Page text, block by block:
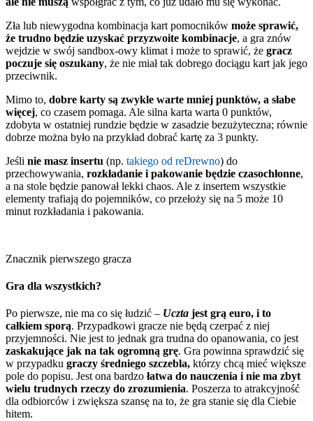
Zła lub niewygodna kombinacja kart pomocników może sprawić,
że trudno będzie uzyskać przyzwoite kombinacje, a gra znów
wejdzie w swój sandbox-owy klimat i może to sprawić, że gracz
poczuje się oszukany, że nie miał tak dobrego dociągu kart jak jego
przeciwnik.
Mimo to, dobre karty są zwykle warte mniej punktów, a słabe
więcej, co czasem pomaga. Ale silna karta warta 0 punktów,
zdobyta w ostatniej rundzie będzie w zasadzie bezużyteczna; równie
dobrze można było na przykład dobrać kartę za 3 punkty.
Jeśli nie masz insertu (np. takiego od reDrewno) do
przechowywania, rozkładanie i pakowanie będzie czasochłonne,
a na stole będzie panował lekki chaos. Ale z insertem wszystkie
elementy trafiają do pojemników, co przełoży się na 5 może 10
minut rozkładania i pakowania.
Znacznik pierwszego gracza
Gra dla wszystkich?
Po pierwsze, nie ma co się łudzić – Uczta jest grą euro, i to
całkiem sporą. Przypadkowi gracze nie będą czerpać z niej
przyjemności. Nie jest to jednak gra trudna do opanowania, co jest
zaskakujące jak na tak ogromną grę. Gra powinna sprawdzić się
w przypadku graczy średniego szczebla, którzy chcą mieć większe
pole do popisu. Jest ona bardzo łatwa do nauczenia i nie ma zbyt
wielu trudnych rzeczy do zrozumienia. Poszerza to atrakcyjność
dla odbiorców i zwiększa szansę na to, że gra stanie się dla Ciebie
hitem.